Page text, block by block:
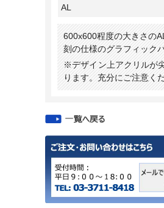
AL
600x600程度の大きさの
刻の仕様のグラフィック
※デザイン上アクリルが
ります。充分にご注意く